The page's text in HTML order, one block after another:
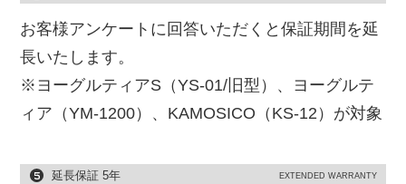
お客様アンケートに回答いただくと保証期間を延
長いたします。
※ヨーグルティアS（YS-01/旧型）、ヨーグルテ
ィア（YM-1200）、KAMOSICO（KS-12）が対象
延長保証 5年 EXTENDED WARRANTY